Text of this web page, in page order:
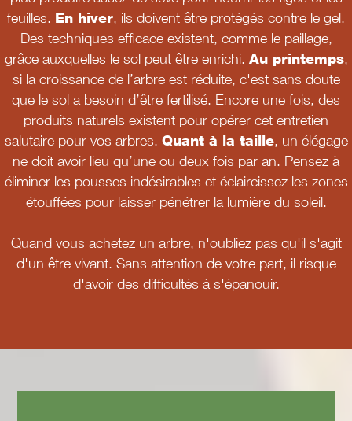
feuilles. En hiver, ils doivent être protégés contre le gel.
Des techniques efficace existent, comme le paillage,
grâce auxquelles le sol peut être enrichi. Au printemps,
si la croissance de l’arbre est réduite, c'est sans doute
que le sol a besoin d’être fertilisé. Encore une fois, des
produits naturels existent pour opérer cet entretien
salutaire pour vos arbres. Quant à la taille, un élégage
ne doit avoir lieu qu’une ou deux fois par an. Pensez à
éliminer les pousses indésirables et éclaircissez les zones
étouffées pour laisser pénétrer la lumière du soleil.
Quand vous achetez un arbre, n'oubliez pas qu'il s'agit
d'un être vivant. Sans attention de votre part, il risque
d'avoir des difficultés à s'épanouir.